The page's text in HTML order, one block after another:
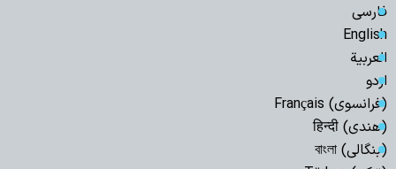
فارسی
English
العربیة
اردو
(فرانسوی) Français
(هندی) हिन्दी
(بنگالی) বাংলা